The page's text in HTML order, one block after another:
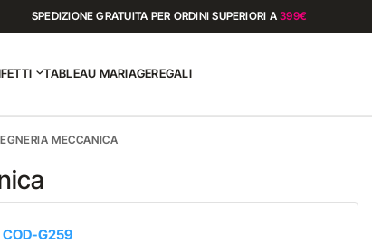
SPEDIZIONE GRATUITA PER ORDINI SUPERIORI A399€
TABLEAU MARIAGEREGALI
MECCANICA
COD-G259